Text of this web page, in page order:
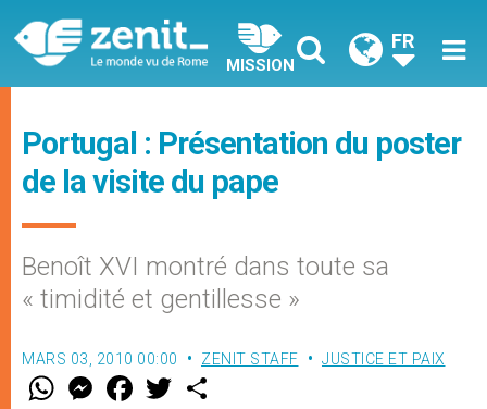
MISSION
FR
Portugal : Présentation du poster
de la visite du pape
Benoît XVI montré dans toute sa
« timidité et gentillesse »
MARS 03, 2010 00:00 ZENIT STAFF JUSTICE ET PAIX
W M
e
F
a w